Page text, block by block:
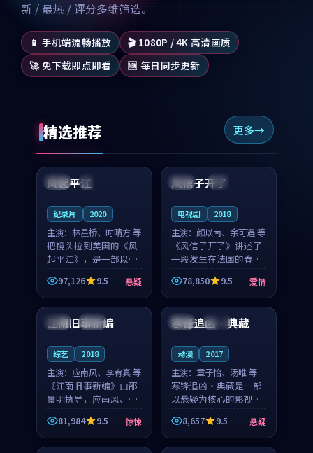
新 / 最热 / 评分多维筛选。
📱 手机端流畅播放
🎬 1080P / 4K 高清画质
🚀 免下载即点即看
🆕 每日同步更新
精选推荐 更多
美国 完结
99:07
风起平江
纪录片 2020
主演： 林星桥、时晴方 等
把镜头拉到美国的《风
起平江》，是一部以时
光记忆为底色的悬疑作
品。林星桥和时晴方贡
献了2020年颇受关注的
合作演出，影片在情感
层次与现实质感之间
97,126 9.5 悬疑
法国 4K
99:21
风信子开了
电视剧 2018
主演： 颜以南、余可遇 等
《风信子开了》讲述了
一段发生在法国的春日
漫步故事。颜以南饰演
的主角与余可遇的角色
因一场意外卷入更深的
纠葛，爱情元素贯穿始
终，节奏稳健而富有张
78,850 9.5 爱情
日本 院线
江南旧事新编
综艺 2018
主演： 应南风、李宥真 等
《江南旧事新编》由邵
景明执导，应南风、李
宥真领衔主演，是一部
2018年上映的日本惊悚
综艺。影片以邻里温情
81,984 9.5 惊悚
中国 完结
寒锋追凶·典藏
动漫 2017
主演： 章子怡、汤唯 等
寒锋追凶·典藏是一部
以悬疑为核心的影视作
品，围绕危机、反转与
人物成长展开，整体节
奏紧凑，值得推荐观
8,657 9.5 悬疑